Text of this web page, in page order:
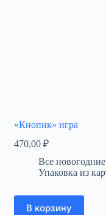
«Кнопик» игра
470,00 ₽
Все
Упаковка из
В корзину